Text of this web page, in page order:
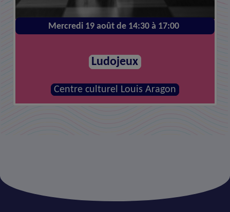
Mercredi 19 août de 14:30 à 17:00
Ludojeux
Centre culturel Louis Aragon